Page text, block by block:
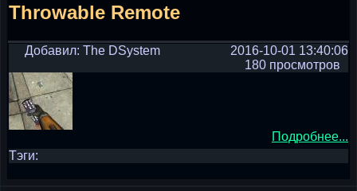
Throwable Remote
Добавил: The DSystem
2016-10-01 13:40:06
180 просмотров
Подробнее...
Тэги: